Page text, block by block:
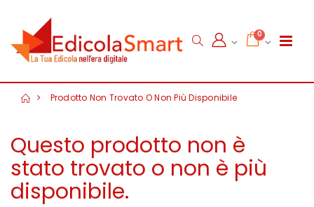
0
Prodotto Non Trovato O Non Più Disponibile
Questo prodotto non è
stato trovato o non è più
disponibile.